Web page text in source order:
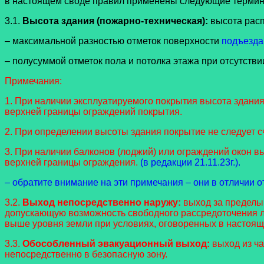
3.1. Высота здания (пожарно-техническая): высота
– максимальной разностью отметок поверхности
– полусуммой отметок пола и потолка этажа при
Примечания:
1. При наличии эксплуатируемого покрытия высота
верхней границы ограждений покрытия.
2. При определении высоты здания покрытие не следует
3. При наличии балконов (лоджий) или ограждений окон
верхней границы ограждения. (в редакции 21.11.23г.).
– обратите внимание на эти примечания – они в отличии
3.2. Выход непосредственно наружу: выход за
допускающую возможность свободного
выше уровня земли при условиях, оговоренных в
3.3. Обособленный эвакуационный выход: выход из
непосредственно в безопасную зону.